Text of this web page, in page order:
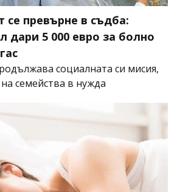
се превърне в съдба:
дари 5 000 евро за болно
социалната си мисия,
семейства в нужда